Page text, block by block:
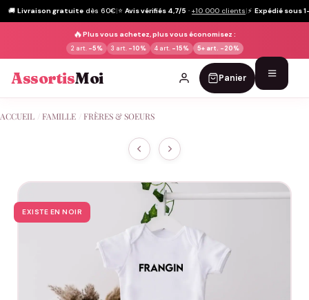
🚚 Livraison gratuite dès 60€|⭐ Avis vérifiés 4,7/5 · +10 000 clients|⚡ Expédié sous
🔥Plus vous achetez, plus vous économisez :
2 art. -5% 3 art. -10% 4 art. -15% 5+ art. -20%
AssortisMoi Panier
au
ACCUEIL FAMILLE FRÈRES & SOEURS
EXISTE EN NOIR